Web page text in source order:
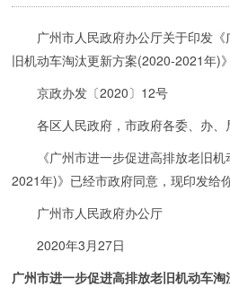
广州市人民政府办公厅关于印发《
旧机动车淘汰更新方案(2020-2021年)
京政办发〔2020〕12号
各区人民政府，市政府各委、办、
《广州市进一步促进高排放老旧机
2021年)》已经市政府同意，现印发给
广州市人民政府办公厅
2020年3月27日
广州市进一步促进高排放老旧机动车